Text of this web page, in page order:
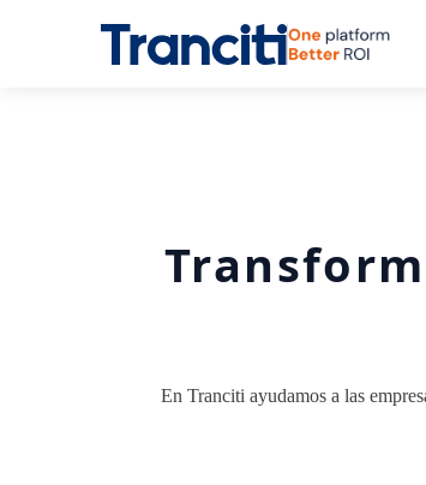
En Tranciti ayudamos a las